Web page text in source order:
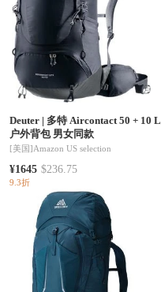
Deuter| 多特 Aircontact 50 + 10 L
户外背包 男女同款
[美国]Amazon US selection
¥1645 $236.75
9.3折